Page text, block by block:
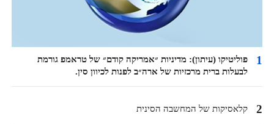
1
פוליטיקו (עיתון): מדיניות ״אמריקה קודם״ של טראמפ גורמת
לבעלות ברית מרכזיות של ארה״ב לפנות לכיוון סין.
2 קלאסיקות של המחשבה הסינית